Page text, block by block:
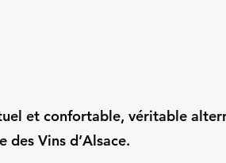
et confortable, véritable
Vins d’Alsace.